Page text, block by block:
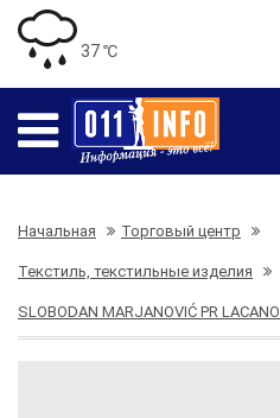
37 ℃
Начальная Торговый центр
Текстиль, текстильные изделия
SLOBODAN MARJANOVIĆ PR LACANO